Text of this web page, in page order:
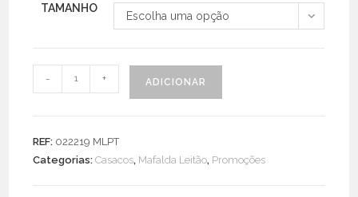
TAMANHO
Escolha uma opção
Quantidade
de
- + ADICIONAR
REF: 022219 MLPT
Categorias:Casacos, Mafalda Leitão, Promoções